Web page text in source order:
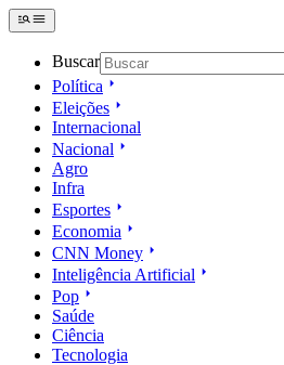
Buscar
Política
Eleições
Internacional
Nacional
Agro
Infra
Esportes
Economia
CNN Money
Inteligência Artificial
Pop
Saúde
Ciência
Tecnologia